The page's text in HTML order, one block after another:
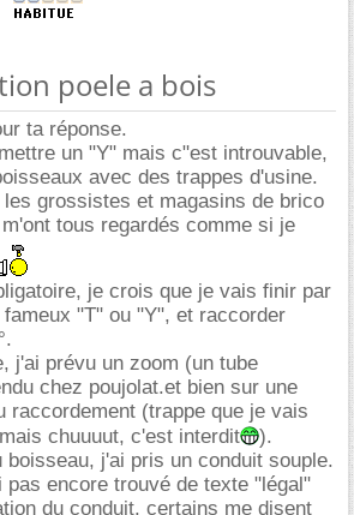
poele a bois
ta réponse.
un "Y" mais c"est introuvable,
avec des trappes d'usine.
grossistes et magasins de brico
tous regardés comme si je
je crois que je vais finir par
"T" ou "Y", et raccorder
j'ai prévu un zoom (un tube
chez poujolat.et bien sur une
raccordement (trappe que je vais
chuuuut, c'est interdit
).
boisseau, j'ai pris un conduit souple.
pas encore trouvé de texte "légal"
du conduit. certains me disent